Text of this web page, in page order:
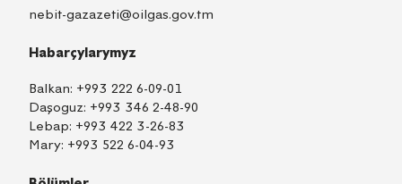
nebit-gazazeti@oilgas.gov.tm
Habarçylarymyz
Balkan: +993 222 6-09-01
Daşoguz: +993 346 2-48-90
Lebap: +993 422 3-26-83
Mary: +993 522 6-04-93